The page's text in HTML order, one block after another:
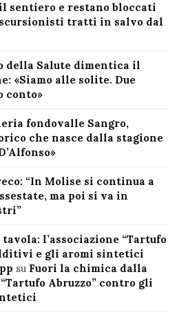
sentiero e restano bloccati
tratti in salvo dal
della Salute dimentica il
«Siamo alle solite. Due
conto»
fondovalle Sangro,
che nasce dalla stagione
“In Molise si continua a
ma poi si va in
l’associazione “Tartufo
e gli aromi sintetici
su Fuori la chimica dalla
Abruzzo” contro gli